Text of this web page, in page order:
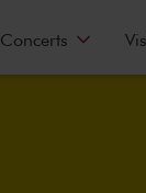
Concerts